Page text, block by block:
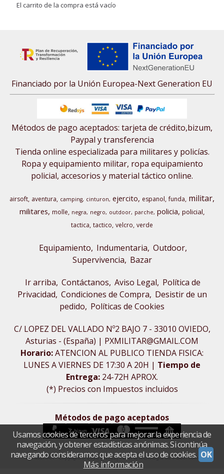
El carrito de la compra está vacío
Financiado por la Unión Europea-Next Generation EU
Métodos de pago aceptados: tarjeta de crédito,bizum,
Paypal y transferencia
Tienda online especializada para militares y policías.
Ropa y equipamiento militar, ropa equipamiento
policial, accesorios y material táctico online.
airsoft aventura camping cinturon ejercito espanol funda militar
militares molle negra negro outdoor parche policia policial
tactica tactico velcro verde
Equipamiento Indumentaria Outdoor,
Supervivencia Bazar
Ir arriba Contáctanos Aviso Legal Política de
Privacidad Condiciones de Compra Desistir de un
pedido Políticas de Cookies
C/ LOPEZ DEL VALLADO Nº2 BAJO 7 - 33010 OVIEDO,
Asturias - (España) | PXMILITAR@GMAIL.COM
Horario:ATENCION AL PUBLICO TIENDA FISICA:
LUNES A VIERNES DE 17:30 A 20H | Tiempo de
Entrega: 24-72H APROX.
(*) Precios con Impuestos incluidos
Métodos de pago aceptados
PX MILITAR- Copyright © 2026 [31182] - Con la tecnología de Palbin.com
Usamos cookies de terceros para mejorar la experiencia de
navegación, y obtener estadísticas anónimas. Si continúa
navegando consideramos que acepta el uso de cookies. OK
Más información